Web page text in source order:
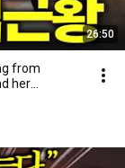
26:50
from
her